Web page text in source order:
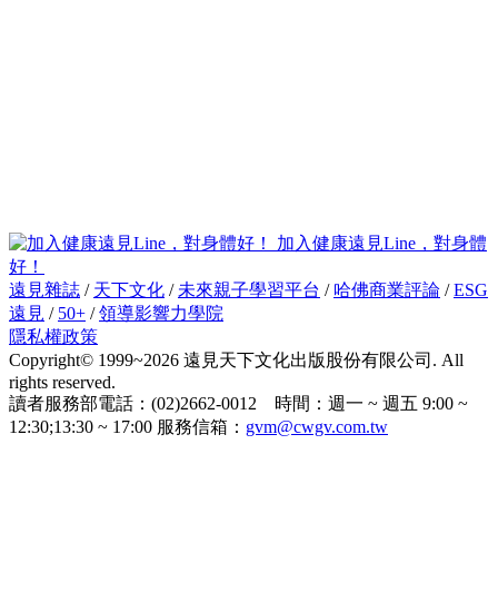
加入健康遠見Line，對身體
好！
遠見雜誌 / 天下文化 / 未來親子學習平台 / 哈佛商業評論 /ESG
遠見 / 50+ /領導影響力學院
隱私權政策
Copyright© 1999~2026 遠見天下文化出版股份有限公司. All
rights reserved.
讀者服務部電話：(02)2662-0012 時間：週一 ~ 週五 9:00 ~
12:30;13:30 ~ 17:00 服務信箱： gvm@cwgv.com.tw